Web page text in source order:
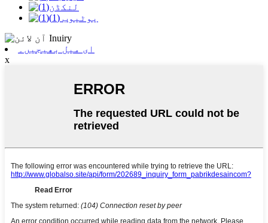
ای میل بھیجیں۔
x